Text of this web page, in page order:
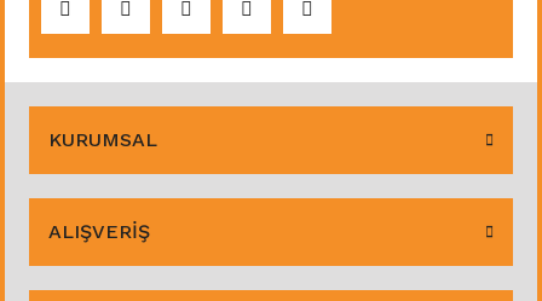
KURUMSAL
ALIŞVERİŞ